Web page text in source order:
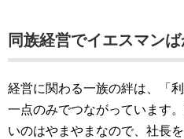
同族経営でイエスマンば
経営に関わる一族の絆は、「
一点のみでつながっています
いのはやまやまなので、社長